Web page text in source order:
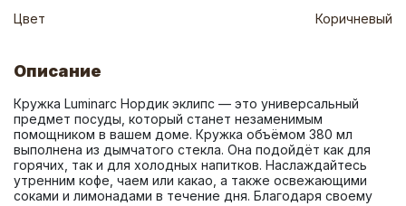
Цвет
Коричневый
Описание
Кружка Luminarc Нордик эклипс — это универсальный
предмет посуды, который станет незаменимым
помощником в вашем доме. Кружка объёмом 380 мл
выполнена из дымчатого стекла. Она подойдёт как для
горячих, так и для холодных напитков. Наслаждайтесь
утренним кофе, чаем или какао, а также освежающими
соками и лимонадами в течение дня. Благодаря своему